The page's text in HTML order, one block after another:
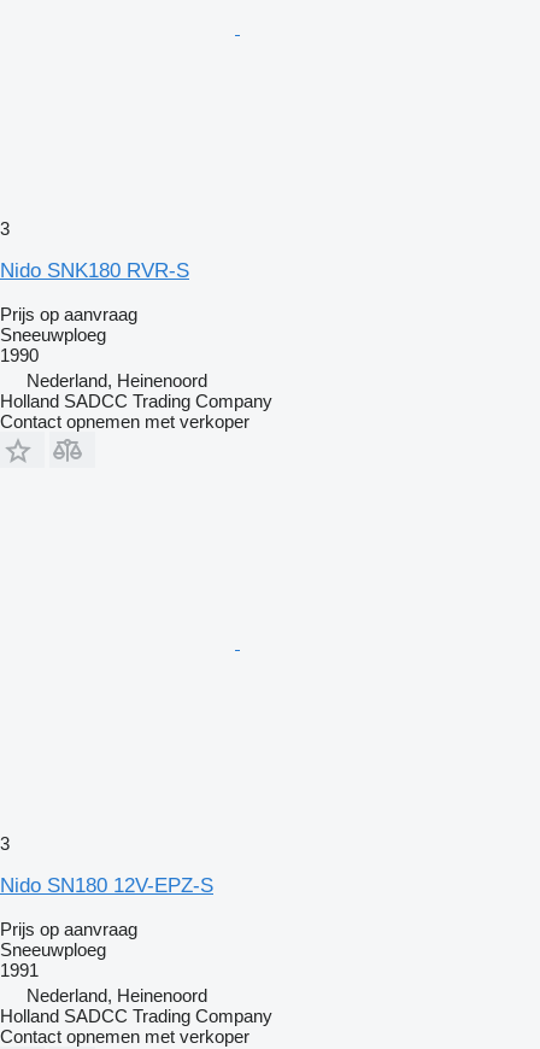
3
Nido SNK180 RVR-S
Prijs op aanvraag
Sneeuwploeg
1990
Nederland, Heinenoord
Holland SADCC Trading Company
Contact opnemen met verkoper
3
Nido SN180 12V-EPZ-S
Prijs op aanvraag
Sneeuwploeg
1991
Nederland, Heinenoord
Holland SADCC Trading Company
Contact opnemen met verkoper